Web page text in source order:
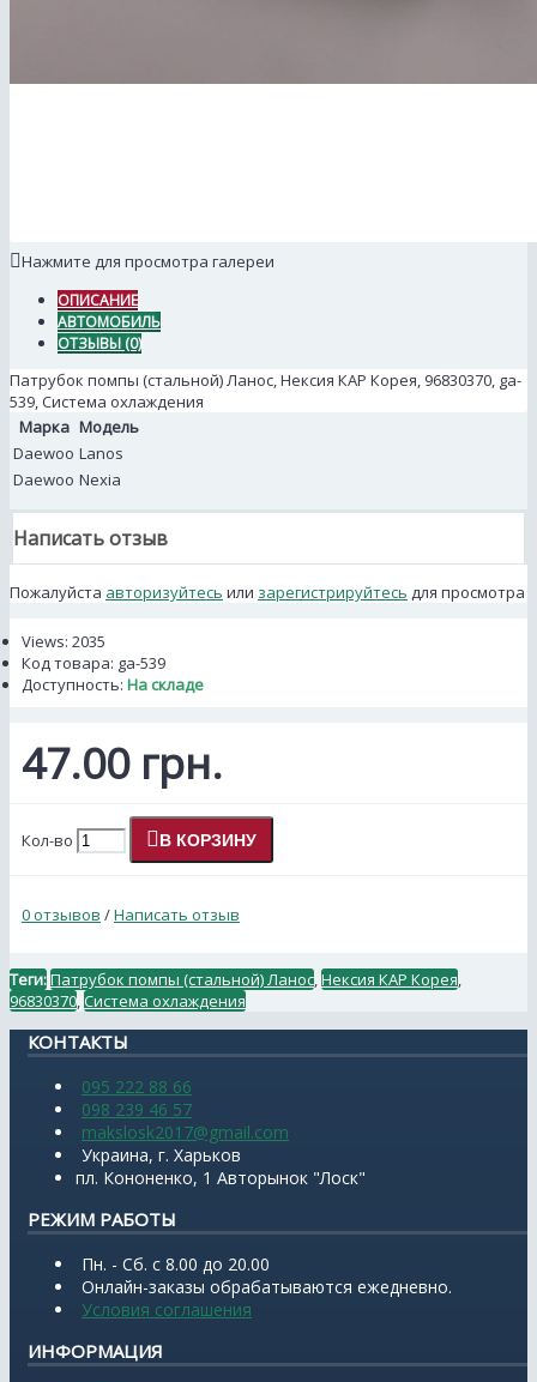
Нажмите для просмотра галереи
ОПИСАНИЕ
АВТОМОБИЛЬ
ОТЗЫВЫ (0)
Патрубок помпы (стальной) Ланос, Нексия КАР Корея, 96830370, ga-
539, Система охлаждения
Марка Модель
Daewoo Lanos
Daewoo Nexia
Написать отзыв
Пожалуйста авторизуйтесь или зарегистрируйтесь для просмотра
Views: 2035
Код товара: ga-539
Доступность: На складе
47.00 грн.
Кол-во В КОРЗИНУ
0 отзывов /Написать отзыв
Теги:Патрубок помпы (стальной) Ланос Нексия КАР Корея
96830370 Система охлаждения
КОНТАКТЫ
095 222 88 66
098 239 46 57
makslosk2017@gmail.com
Украина, г. Харьков
пл. Кононенко, 1 Авторынок "Лоск"
РЕЖИМ РАБОТЫ
Пн. - Сб. с 8.00 до 20.00
Онлайн-заказы обрабатываются ежедневно.
Условия соглашения
ИНФОРМАЦИЯ